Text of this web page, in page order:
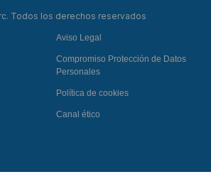
Todos los derechos reservados
Aviso Legal
Compromiso Protección de Datos
Personales
Política de cookies
Canal ético